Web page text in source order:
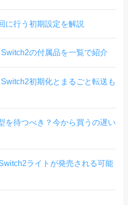
に行う初期設定を解説
Switch2の付属品を一覧で紹介
初期化とまるごと転送も
を待つべき？今から買うの遅い
ライトが発売される可能